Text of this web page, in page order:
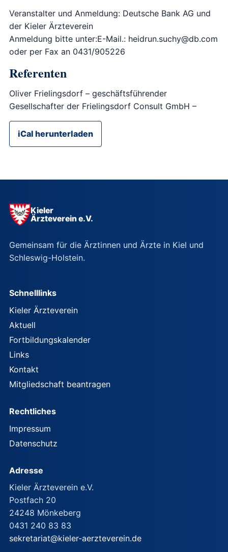
Veranstalter und Anmeldung: Deutsche Bank AG und
der Kieler Ärzteverein
Anmeldung bitte unter:E-Mail.: heidrun.suchy@db.com
oder per Fax an 0431/905226
Referenten
Oliver Frielingsdorf – geschäftsführender
Gesellschafter der Frielingsdorf Consult GmbH –
iCal herunterladen
Kieler
Ärzteverein e.V.
Gemeinsam für die Ärztinnen und Ärzte in Kiel und
Schleswig-Holstein.
Schnelllinks
Kieler Ärzteverein
Aktuell
Fortbildungskalender
Links
Kontakt
Mitgliedschaft beantragen
Rechtliches
Impressum
Datenschutz
Adresse
Kieler Ärzteverein e.V.
Postfach 20
24248 Mönkeberg
0431 240 83 83
sekretariat@kieler-aerzteverein.de